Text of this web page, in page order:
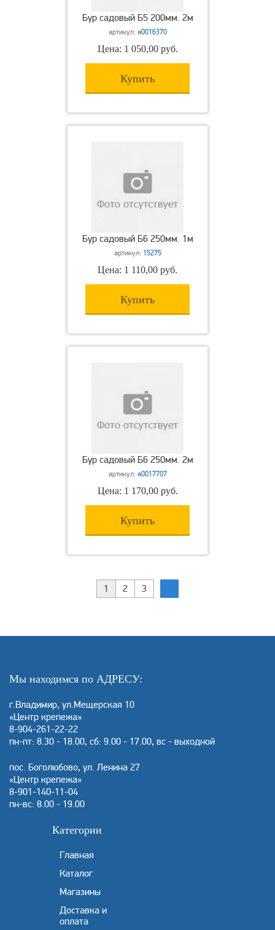
Бур садовый Б5 200мм. 2м
артикул: я0016370
Цена: 1 050,00 руб.
Купить
Бур садовый Б6 250мм. 1м
артикул: 15275
Цена: 1 110,00 руб.
Купить
Бур садовый Б6 250мм. 2м
артикул: я0017707
Цена: 1 170,00 руб.
Купить
1 2 3
Мы находимся по АДРЕСУ:
г.Владимир, ул.Мещерская 10
«Центр крепежа»
8-904-261-22-22
пн-пт: 8.30 - 18.00, сб: 9.00 - 17.00, вс - выходной
пос. Боголюбово, ул. Ленина 27
«Центр крепежа»
8-901-140-11-04
пн-вс: 8.00 - 19.00
Категории
Главная
Каталог
Магазины
Доставка и
оплата